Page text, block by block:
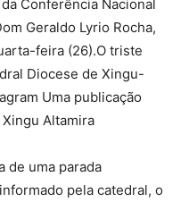
Conferência Nacional
Geraldo Lyrio Rocha,
feira (26).O triste
Diocese de Xingu-
Uma publicação
Altamira
de uma parada
pela catedral, o